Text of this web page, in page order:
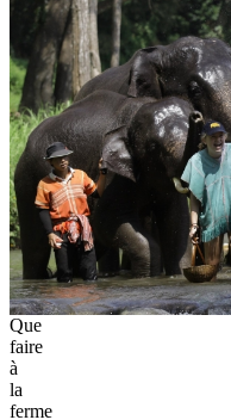
Que
faire
à
la
ferme